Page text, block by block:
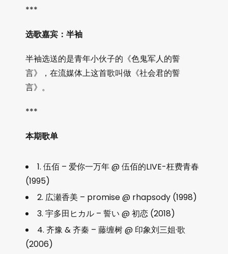
***
选歌嘉宾：半袖
半袖选送的是青年小伙子的《色鬼军人的誓
言》，在流媒体上这首歌叫做《社会君的誓
言》。
***
本期歌单
1. 伍佰 – 爱你一万年 @ 伍佰的LIVE-枉费青春
(1995)
2. 広瀬香美 – promise @ rhapsody (1998)
3. 宇多田ヒカル – 誓い @ 初恋 (2018)
4. 齐豫 & 齐秦 – 藤缠树 @ 印象刘三姐·歌
(2006)